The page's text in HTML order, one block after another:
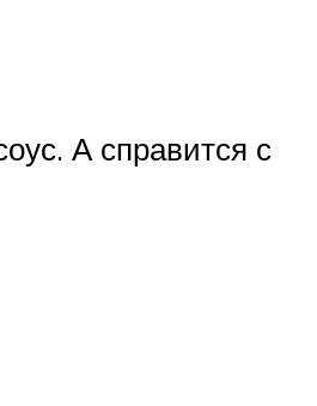
А справится с